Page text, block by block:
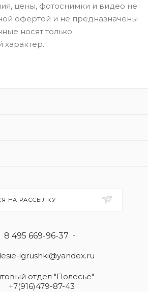
цены, фотоснимки и видео не
офертой и не предназначены
носят только
НА РАССЫЛКУ
8 495 669-96-37
igrushki@yandex.ru
отдел "Полесье"
+7(916)479-87-43